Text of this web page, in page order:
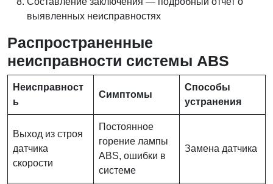
выявленных неисправностях
Распространенные
неисправности системы ABS
Неисправност
ь
Симптомы
Способы
устранения
Выход из строя
датчика
скорости
Постоянное
горение лампы
ABS, ошибки в
системе
Замена датчика